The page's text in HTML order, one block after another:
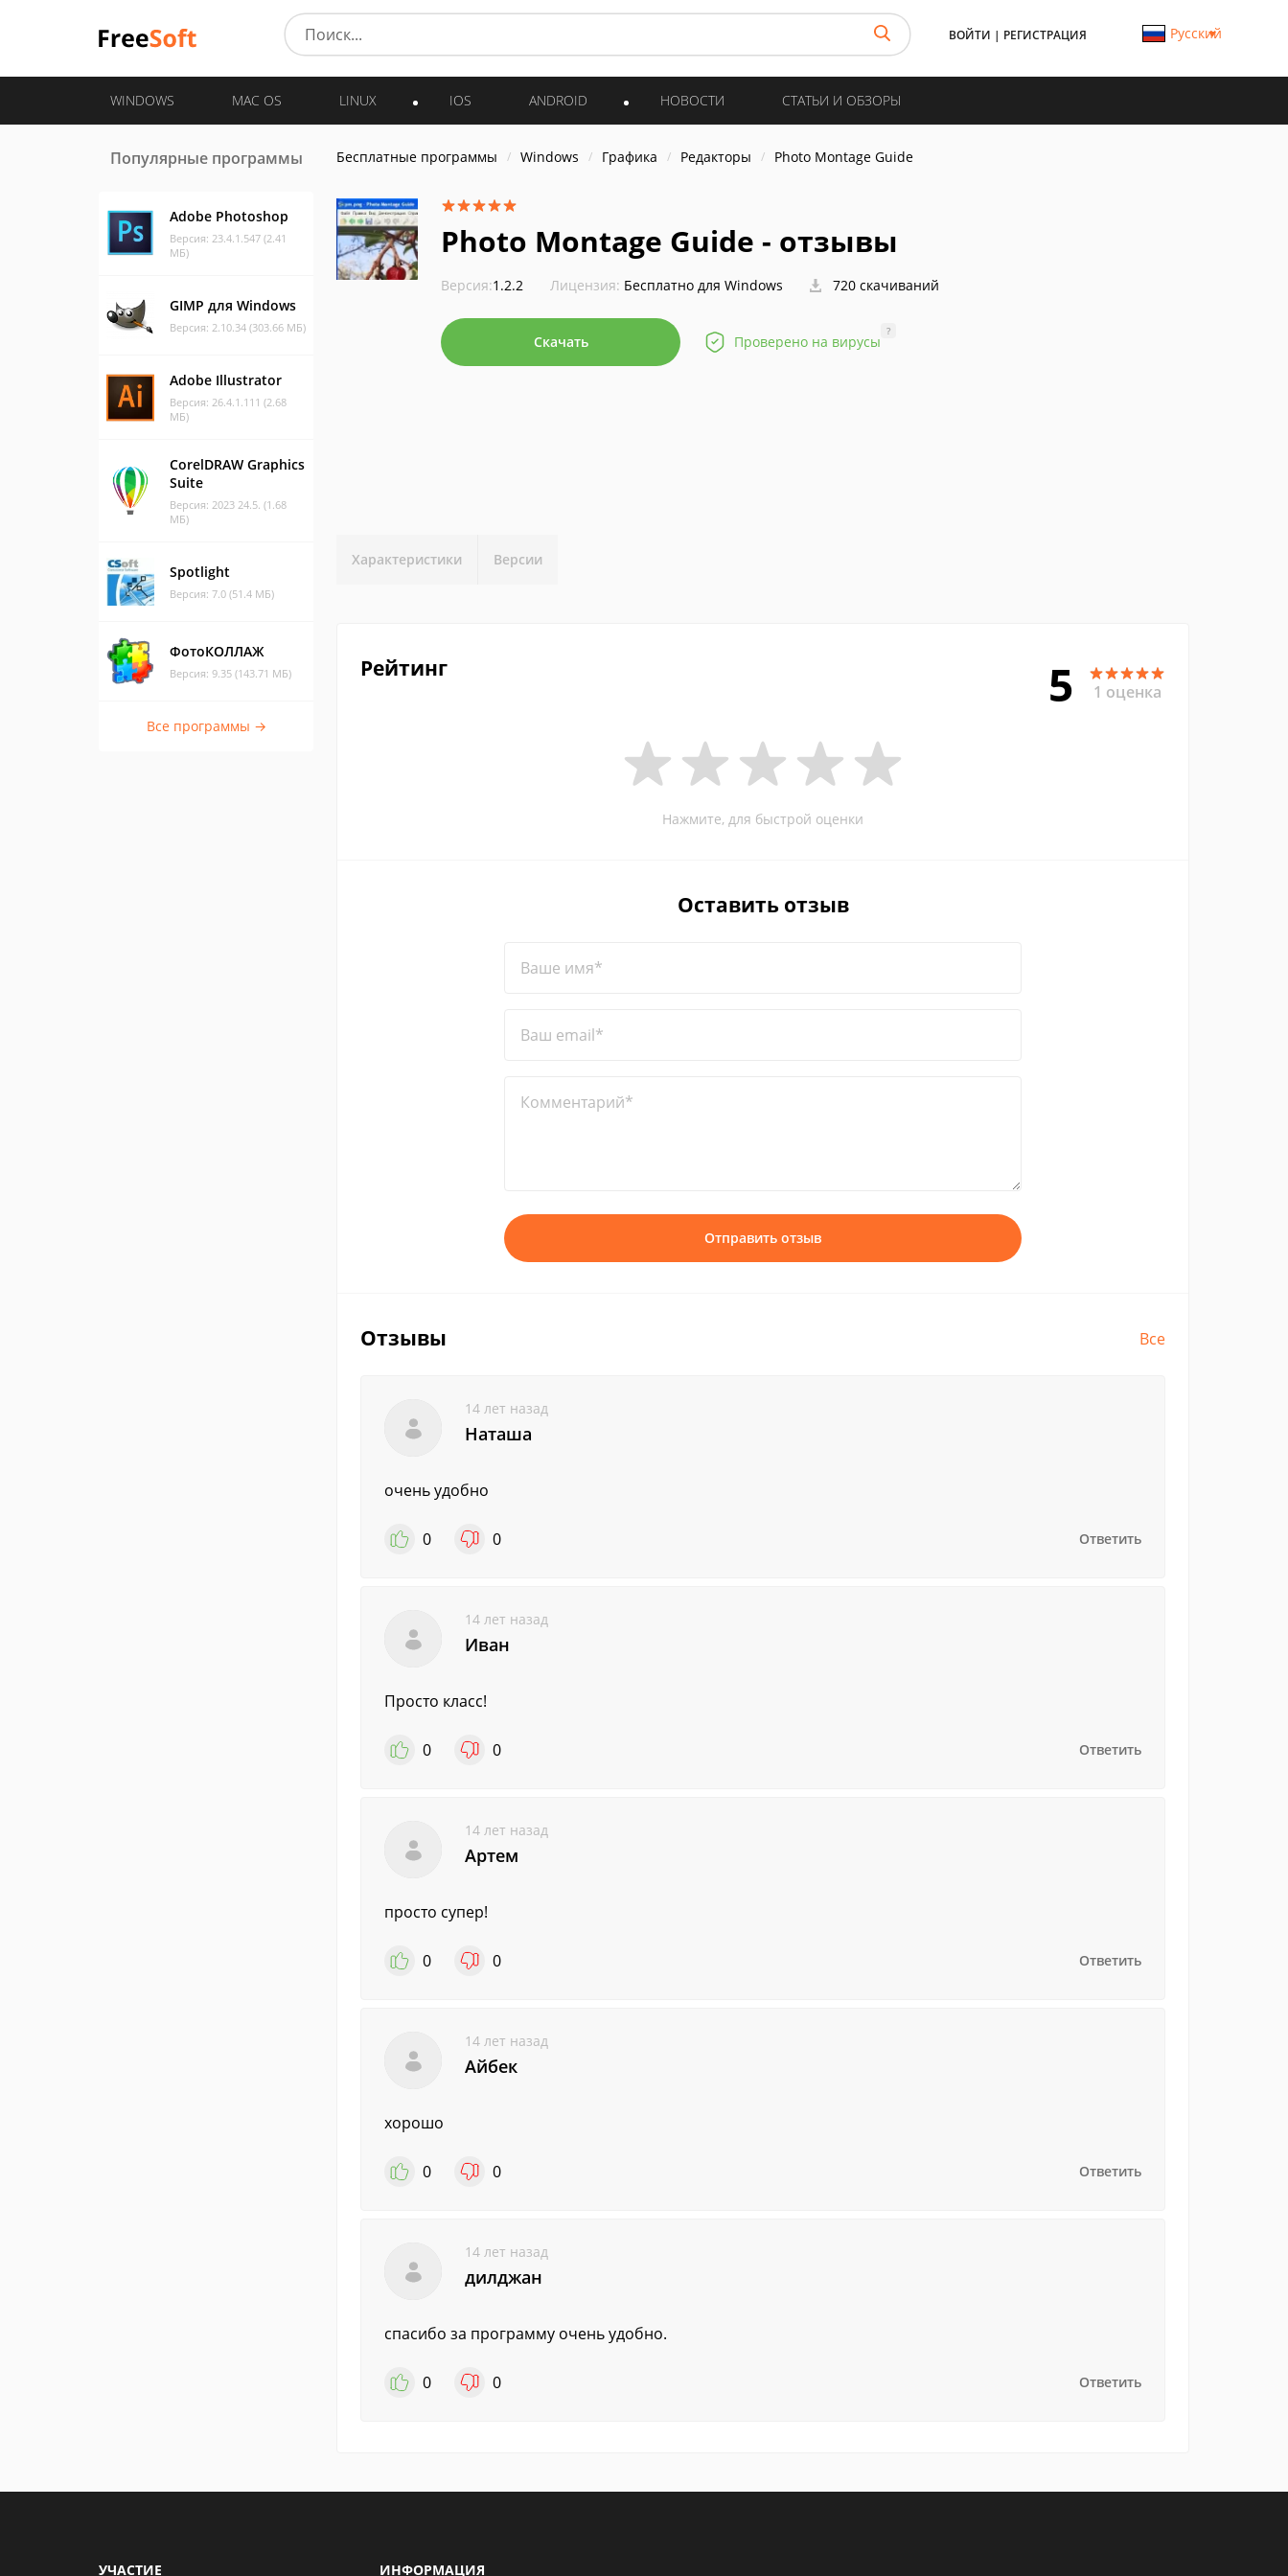
ВОЙТИ | РЕГИСТРАЦИЯ Русский
WINDOWS MAC OS LINUX IOS ANDROID НОВОСТИ СТАТЬИ И ОБЗОРЫ
Популярные программы
Adobe Photoshop
Версия: 23.4.1.547 (2.41
МБ)
GIMP для Windows
Версия: 2.10.34 (303.66 МБ)
Adobe Illustrator
Версия: 26.4.1.111 (2.68
МБ)
CorelDRAW Graphics
Suite
Версия: 2023 24.5. (1.68
МБ)
Spotlight
Версия: 7.0 (51.4 МБ)
ФотоКОЛЛАЖ
Версия: 9.35 (143.71 МБ)
Все программы →
Бесплатные программы Windows Графика Редакторы Photo Montage Guide
Photo Montage Guide - отзывы
Версия:1.2.2 Лицензия: Бесплатно для Windows 720 скачиваний
Скачать Проверено на вирусы
?
Характеристики Версии
Рейтинг 5 1 оценка
Нажмите, для быстрой оценки
Оставить отзыв
Ваше имя*
Ваш email*
Комментарий*
Отправить отзыв
Отзывы Все
14 лет назад
Наташа
очень удобно
0 0 Ответить
14 лет назад
Иван
Просто класс!
0 0 Ответить
14 лет назад
Артем
просто супер!
0 0 Ответить
14 лет назад
Айбек
хорошо
0 0 Ответить
14 лет назад
дилджан
спасибо за программу очень удобно.
0 0 Ответить
УЧАСТИЕ ИНФОРМАЦИЯ